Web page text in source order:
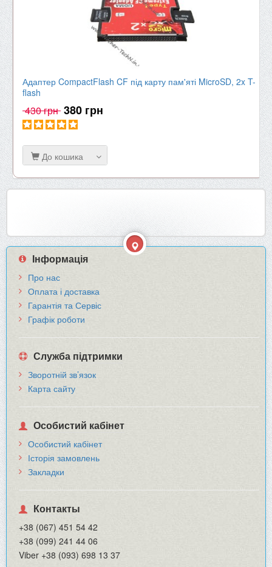
Адаптер CompactFlash CF під карту пам'яті MicroSD, 2x T-
flash
430 грн 380 грн
До кошика
Інформація
Про нас
Оплата і доставка
Гарантія та Сервіс
Графік роботи
Служба підтримки
Зворотній зв’язок
Карта сайту
Особистий кабінет
Особистий кабінет
Історія замовлень
Закладки
Контакты
+38 (067) 451 54 42
+38 (099) 241 44 06
Viber +38 (093) 698 13 37